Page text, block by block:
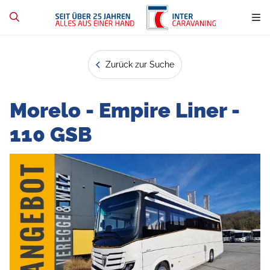
Zurück zur Suche
Morelo - Empire Liner -
110 GSB